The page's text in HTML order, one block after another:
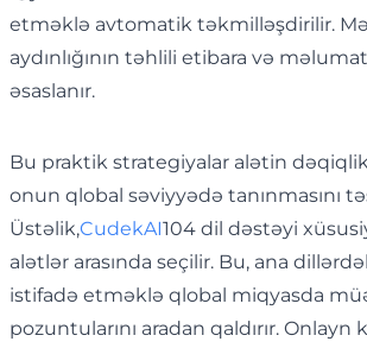
etməklə avtomatik təkmilləşdirilir.
aydınlığının təhlili etibara və
əsaslanır.
Bu praktik strategiyalar alətin
onun qlobal səviyyədə tanınmasını
Üstəlik,CudekAI104 dil dəstəyi
alətlər arasında seçilir. Bu, ana
istifadə etməklə qlobal miqyasda
pozuntularını aradan qaldırır. Onlayn